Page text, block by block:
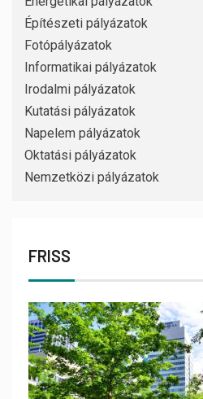
Építészeti pályázatok
Fotópályázatok
Informatikai pályázatok
Irodalmi pályázatok
Kutatási pályázatok
Napelem pályázatok
Oktatási pályázatok
Nemzetközi pályázatok
FRISS